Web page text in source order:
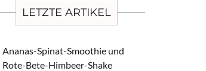
LETZTE ARTIKEL
Ananas-Spinat-Smoothie und
Rote-Bete-Himbeer-Shake